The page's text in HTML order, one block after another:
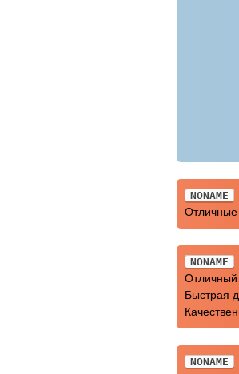
NONAME
Отличные
NONAME
Отличный
Быстрая
NONAME